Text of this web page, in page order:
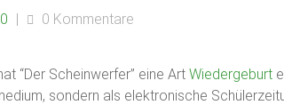
| 0 Kommentare
“Der Scheinwerfer” eine Art Wiedergeburt
sondern als elektronische